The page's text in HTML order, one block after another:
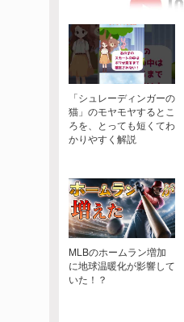
「シュレーディンガーの
猫」のモヤモヤするとこ
ろを、とっても短くてわ
かりやすく解説
MLBのホームラン増加
に地球温暖化が影響して
いた！？